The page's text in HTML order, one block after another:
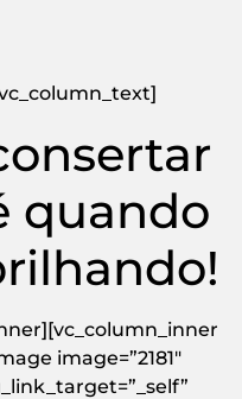
quando
image=”2181″